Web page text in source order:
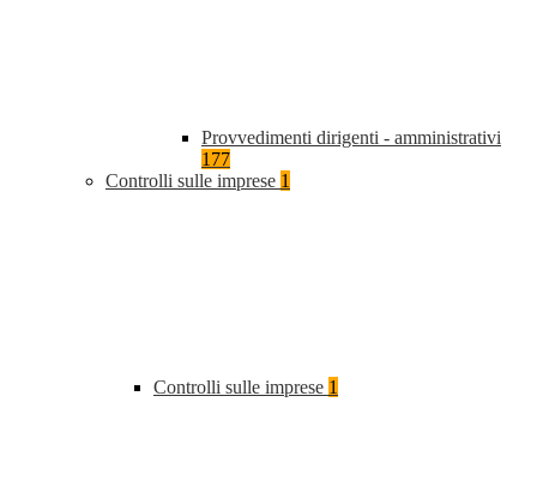
Provvedimenti dirigenti - amministrativi
177
Controlli sulle imprese 1
Controlli sulle imprese 1